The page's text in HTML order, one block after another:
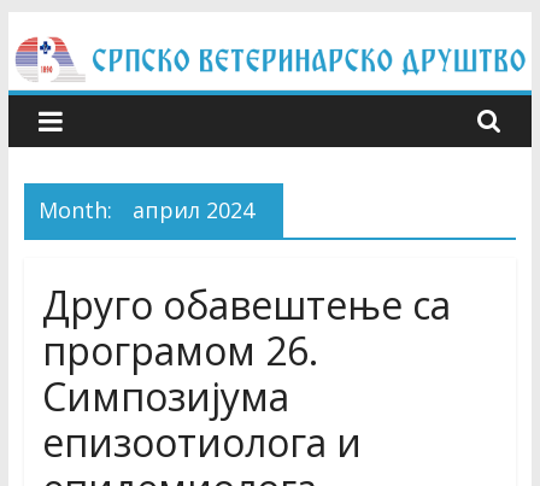
to
content
Month: април 2024
Друго обавештење са
програмом 26.
Симпозијума
епизоотиолога и